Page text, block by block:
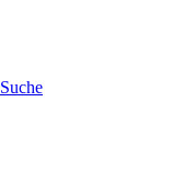
Suche